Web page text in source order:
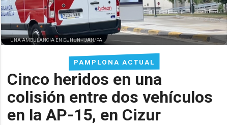
PAMPLONA ACTUAL
Cinco heridos en una
colisión entre dos vehículos
en la AP-15, en Cizur
UNA AMBULANCIA EN EL HUN -JAN/PA